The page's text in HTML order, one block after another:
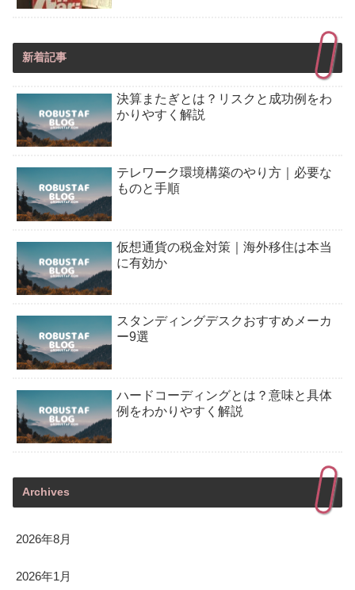
新着記事
決算またぎとは？リスクと成功例をわ
かりやすく解説
テレワーク環境構築のやり方｜必要な
ものと手順
仮想通貨の税金対策｜海外移住は本当
に有効か
スタンディングデスクおすすめメーカ
ー9選
ハードコーディングとは？意味と具体
例をわかりやすく解説
Archives
2026年8月
2026年1月